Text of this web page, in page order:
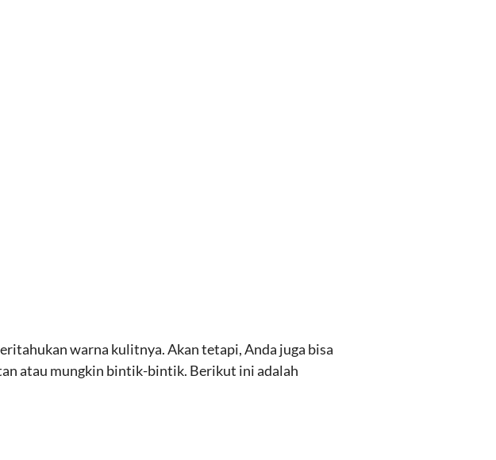
warna kulitnya. Akan tetapi, Anda juga bisa
atau mungkin bintik-bintik. Berikut ini adalah